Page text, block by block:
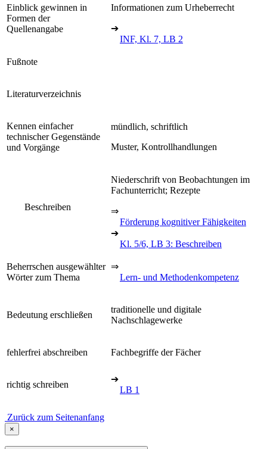
Einblick gewinnen in
Formen der
Quellenangabe
Informationen zum Urheberrecht
➔
INF, Kl. 7, LB 2
Fußnote
Literaturverzeichnis
Kennen einfacher
technischer Gegenstände
und Vorgänge
mündlich, schriftlich
Muster, Kontrollhandlungen
Beschreiben
Niederschrift von Beobachtungen im
Fachunterricht; Rezepte
⇒
Förderung kognitiver Fähigkeiten
➔
Kl. 5/6, LB 3: Beschreiben
Beherrschen ausgewählter
Wörter zum Thema
⇒
Lern- und Methodenkompetenz
Bedeutung erschließen
traditionelle und digitale
Nachschlagewerke
fehlerfrei abschreiben Fachbegriffe der Fächer
richtig schreiben
➔
LB 1
Zurück zum Seitenanfang
×